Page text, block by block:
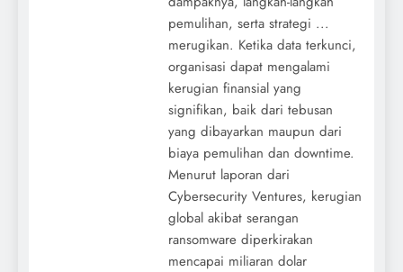
pemulihan, serta strategi ...
merugikan. Ketika data terkunci,
organisasi dapat mengalami
kerugian finansial yang
signifikan, baik dari tebusan
yang dibayarkan maupun dari
biaya pemulihan dan downtime.
Menurut laporan dari
Cybersecurity Ventures, kerugian
global akibat serangan
ransomware diperkirakan
mencapai miliaran dolar